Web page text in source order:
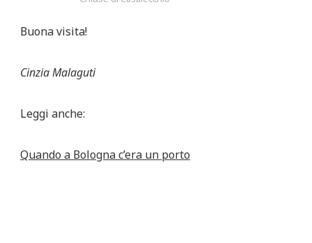
Buona visita!
Cinzia Malaguti
Leggi anche:
Quando a Bologna c’era un porto